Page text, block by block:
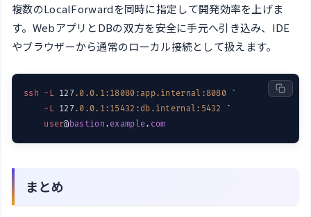
複数のLocalForwardを同時に指定して開発効率を上げま
す。WebアプリとDBの双方を安全に手元へ引き込み、IDE
やブラウザーから通常のローカル接続として扱えます。
ssh -L 127 .0 .0.1:18080 :app.internal :8080 `
-L 127 .0 .0.1:15432 :db.internal :5432
`
user@bastion . example. com
まとめ